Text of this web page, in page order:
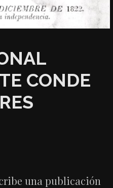
CONDE
una publicación